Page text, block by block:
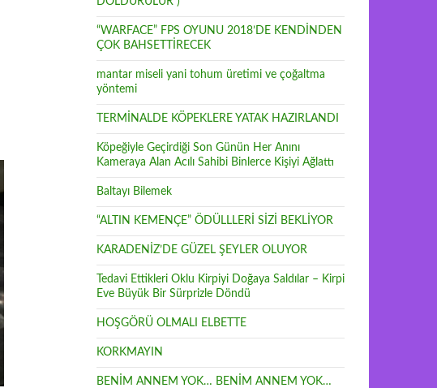
“WARFACE” FPS OYUNU 2018’DE KENDİNDEN
ÇOK BAHSETTİRECEK
mantar miseli yani tohum üretimi ve çoğaltma
yöntemi
TERMİNALDE KÖPEKLERE YATAK HAZIRLANDI
Köpeğiyle Geçirdiği Son Günün Her Anını
Kameraya Alan Acılı Sahibi Binlerce Kişiyi Ağlattı
Baltayı Bilemek
“ALTIN KEMENÇE” ÖDÜLLLERİ SİZİ BEKLİYOR
KARADENİZ’DE GÜZEL ŞEYLER OLUYOR
Tedavi Ettikleri Oklu Kirpiyi Doğaya Saldılar – Kirpi
Eve Büyük Bir Sürprizle Döndü
HOŞGÖRÜ OLMALI ELBETTE
KORKMAYIN
BENİM ANNEM YOK… BENİM ANNEM YOK…